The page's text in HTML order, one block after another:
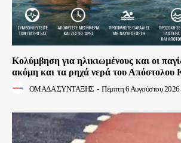
Κολύμβηση για ηλικιωμένους και οι
ακόμη και τα ρηχά νερά του Απόστολου
ΟΜΑΔΑ ΣΥΝΤΑΞΗΣ - Πέμπτη 6 Αυγούστου